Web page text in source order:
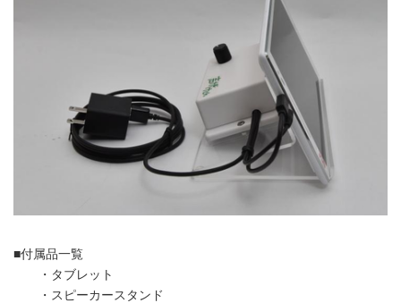
■付属品一覧
・タブレット
・スピーカースタンド